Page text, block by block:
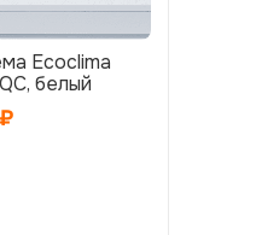
Ecoclima
белый
₽